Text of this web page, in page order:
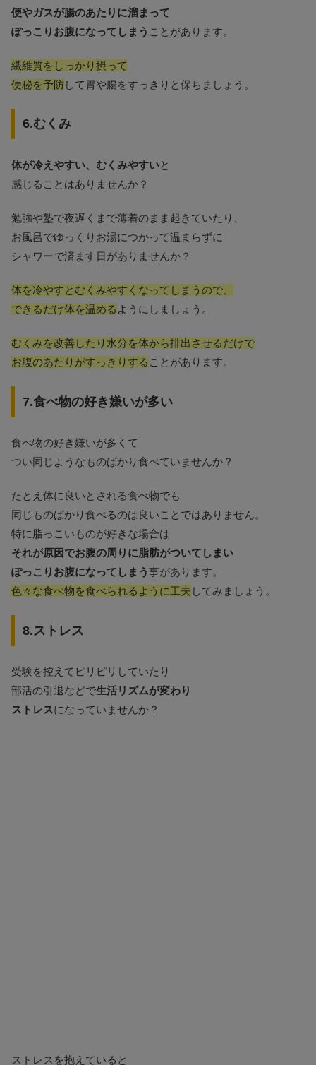
便やガスが腸のあたりに溜まって
ぽっこりお腹になってしまう ことがあります。
繊維質をしっかり摂って
便秘を予防して胃や腸をすっきりと保ちましょう。
6.むくみ
体が冷えやすい、むくみやすいと
感じることはありませんか？
勉強や塾で夜遅くまで薄着のまま起きていたり、
お風呂でゆっくりお湯につかって温まらずに
シャワーで済ます日がありませんか？
体を冷やすとむくみやすくなってしまうので、
できるだけ体を温める ようにしましょう。
むくみを改善したり水分を体から排出させるだけで
お腹のあたりがすっきりする ことがあります。
7.食べ物の好き嫌いが多い
食べ物の好き嫌いが多くて
つい同じようなものばかり食べていませんか？
たとえ体に良いとされる食べ物でも
同じものばかり食べるのは良いことではありません。
特に脂っこいものが好きな場合は
それが原因でお腹の周りに脂肪がついてしまい
ぽっこりお腹になってしまう事があります。
色々な食べ物を食べられるように工夫 してみましょう。
8.ストレス
受験を控えてピリピリしていたり
部活の引退などで生活リズムが変わり
ストレスになっていませんか？
ストレスを抱えていると